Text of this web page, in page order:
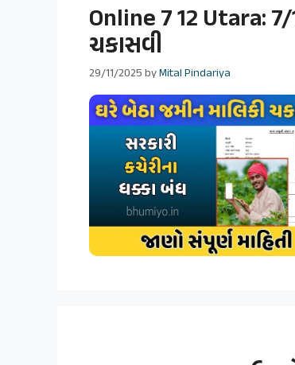
Online 7 12 Utara: 7/
ચકાસવી
29/11/2025byMital Pindariya